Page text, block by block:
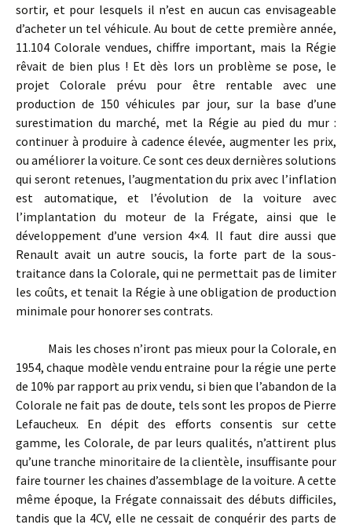
sortir, et pour lesquels il n’est en aucun cas envisageable
d’acheter un tel véhicule. Au bout de cette première année,
11.104 Colorale vendues, chiffre important, mais la Régie
rêvait de bien plus ! Et dès lors un problème se pose, le
projet Colorale prévu pour être rentable avec une
production de 150 véhicules par jour, sur la base d’une
surestimation du marché, met la Régie au pied du mur :
continuer à produire à cadence élevée, augmenter les prix,
ou améliorer la voiture. Ce sont ces deux dernières solutions
qui seront retenues, l’augmentation du prix avec l’inflation
est automatique, et l’évolution de la voiture avec
l’implantation du moteur de la Frégate, ainsi que le
développement d’une version 4×4. Il faut dire aussi que
Renault avait un autre soucis, la forte part de la sous-
traitance dans la Colorale, qui ne permettait pas de limiter
les coûts, et tenait la Régie à une obligation de production
minimale pour honorer ses contrats.
Mais les choses n’iront pas mieux pour la Colorale, en
1954, chaque modèle vendu entraine pour la régie une perte
de 10% par rapport au prix vendu, si bien que l’abandon de la
Colorale ne fait pas de doute, tels sont les propos de Pierre
Lefaucheux. En dépit des efforts consentis sur cette
gamme, les Colorale, de par leurs qualités, n’attirent plus
qu’une tranche minoritaire de la clientèle, insuffisante pour
faire tourner les chaines d’assemblage de la voiture. A cette
même époque, la Frégate connaissait des débuts difficiles,
tandis que la 4CV, elle ne cessait de conquérir des parts de